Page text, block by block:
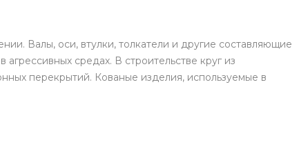
Валы, оси, втулки, толкатели и другие составляющие
средах. В строительстве круг из
перекрытий. Кованые изделия, используемые в